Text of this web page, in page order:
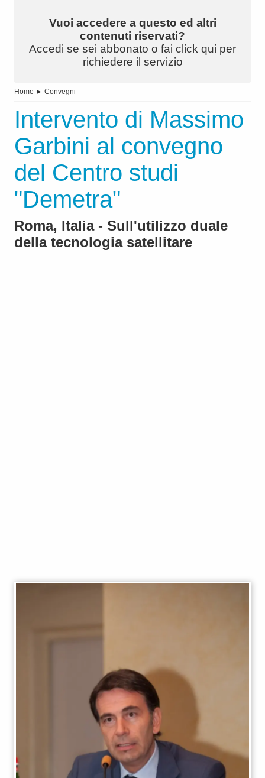
Vuoi accedere a questo ed altri
contenuti riservati?
Accedi se sei abbonato o fai click qui per
richiedere il servizio
Home ► Convegni
Intervento di Massimo
Garbini al convegno
del Centro studi
"Demetra"
Roma, Italia - Sull'utilizzo duale
della tecnologia satellitare